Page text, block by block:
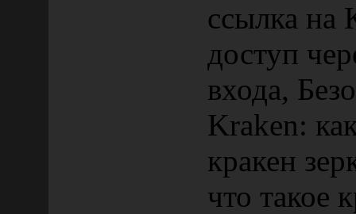
ссылка на
доступ
входа,
Kraken:
кракен
что такое